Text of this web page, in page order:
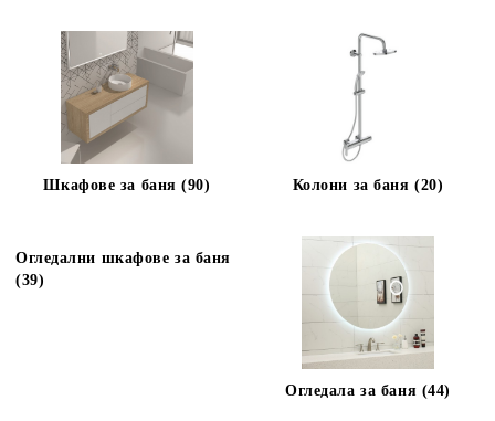
Шкафове за баня (90) Колони за баня (20)
Огледални шкафове за баня
(39)
Огледала за баня (44)